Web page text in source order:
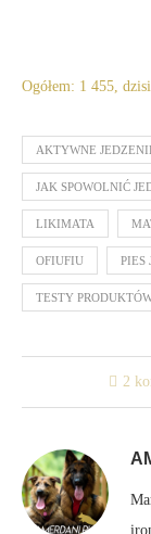
Ogółem: 1 455,
AKTYWNE
JAK SPOWOLNIĆ
LIKIMATA
OFIUFIU PIES
TESTY
2